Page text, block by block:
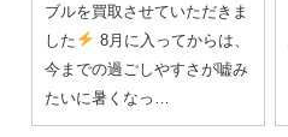
ブルを買取させていただきま
した
8月に入ってからは、
今までの過ごしやすさが嘘み
たいに暑くなっ…